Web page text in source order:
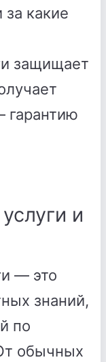
какие
защищает
гарантию
и
— это
знаний,
по
обычных